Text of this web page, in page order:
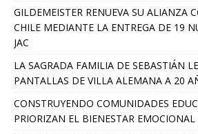
GILDEMEISTER RENUEVA SU ALIANZA
CHILE MEDIANTE LA ENTREGA DE 19
JAC
LA SAGRADA FAMILIA DE SEBASTIÁN
PANTALLAS DE VILLA ALEMANA A 20
CONSTRUYENDO COMUNIDADES
PRIORIZAN EL BIENESTAR EMOCIONAL